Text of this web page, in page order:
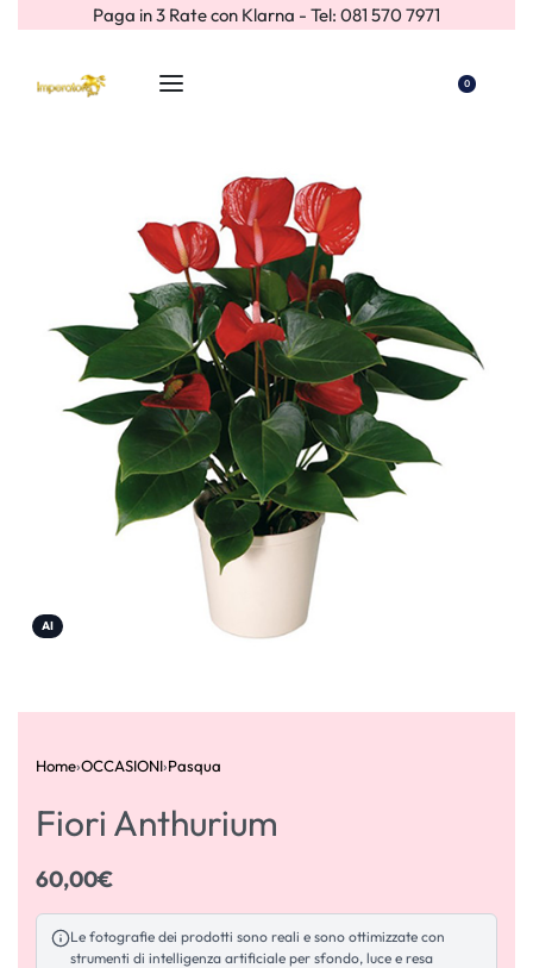
Paga in 3 Rate con Klarna - Tel: 081 570 7971
0
AI
Home›OCCASIONI›Pasqua
Fiori Anthurium
60,00€
Le fotografie dei prodotti sono reali e sono ottimizzate con
strumenti di intelligenza artificiale per sfondo, luce e resa